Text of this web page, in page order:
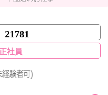
21781
社員